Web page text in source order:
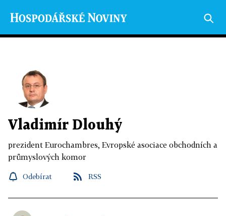
Vladimír Dlouhý
prezident Eurochambres, Evropské asociace obchodních a
průmyslových komor
Odebírat RSS